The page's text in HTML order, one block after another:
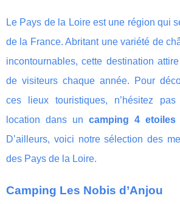
Le Pays de la Loire est une région qui
de la France. Abritant une variété de
incontournables, cette destination
de visiteurs chaque année. Pour
ces lieux touristiques, n’hésitez
location dans un camping 4
D’ailleurs, voici notre sélection des
des Pays de la Loire.
Camping Les Nobis d’Anjou